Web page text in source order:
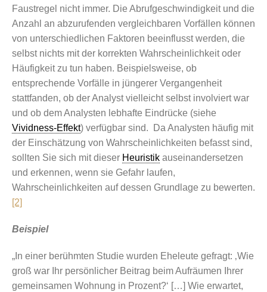
Faustregel nicht immer. Die Abrufgeschwindigkeit und die
Anzahl an abzurufenden vergleichbaren Vorfällen können
von unterschiedlichen Faktoren beeinflusst werden, die
selbst nichts mit der korrekten Wahrscheinlichkeit oder
Häufigkeit zu tun haben. Beispielsweise, ob
entsprechende Vorfälle in jüngerer Vergangenheit
stattfanden, ob der Analyst vielleicht selbst involviert war
und ob dem Analysten lebhafte Eindrücke (siehe
Vividness-Effekt) verfügbar sind. Da Analysten häufig mit
der Einschätzung von Wahrscheinlichkeiten befasst sind,
sollten Sie sich mit dieser Heuristik auseinandersetzen
und erkennen, wenn sie Gefahr laufen,
Wahrscheinlichkeiten auf dessen Grundlage zu bewerten.
[2]
Beispiel
„In einer berühmten Studie wurden Eheleute gefragt: ‚Wie
groß war Ihr persönlicher Beitrag beim Aufräumen Ihrer
gemeinsamen Wohnung in Prozent?‘ […] Wie erwartet,